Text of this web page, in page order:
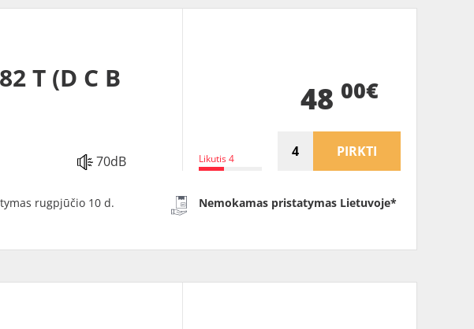
T (D C B
70dB Likutis 4
48 00€
PIRKTI
rugpjūčio 10 d. Nemokamas pristatymas Lietuvoje*